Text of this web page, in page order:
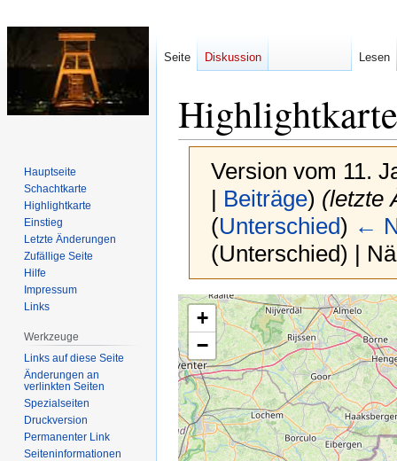
Highlightkarte
Version vom 11.
| Beiträge) (letzte
(Unterschied) ←
(Unterschied) |
Zur
Navigation
springen
Zur
Suche
springen
+
−
Seite Diskussion Lesen
Hauptseite
Schachtkarte
Highlightkarte
Einstieg
Letzte Änderungen
Zufällige Seite
Hilfe
Impressum
Links
Werkzeuge
Links auf diese Seite
Änderungen an
verlinkten Seiten
Spezialseiten
Druckversion
Permanenter Link
Seiten­­informationen